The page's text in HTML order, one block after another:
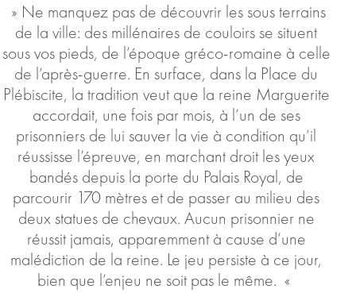
» Ne manquez pas de découvrir les sous terrains
de la ville: des millénaires de couloirs se situent
sous vos pieds, de l’époque gréco-romaine à celle
de l’après-guerre. En surface, dans la Place du
Plébiscite, la tradition veut que la reine Marguerite
accordait, une fois par mois, à l’un de ses
prisonniers de lui sauver la vie à condition qu’il
réussisse l’épreuve, en marchant droit les yeux
bandés depuis la porte du Palais Royal, de
parcourir 170 mètres et de passer au milieu des
deux statues de chevaux. Aucun prisonnier ne
réussit jamais, apparemment à cause d’une
malédiction de la reine. Le jeu persiste à ce jour,
bien que l’enjeu ne soit pas le même. «